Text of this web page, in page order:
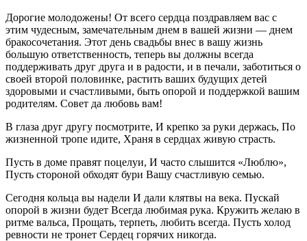
Дорогие молодожены! От всего сердца поздравляем вас с
этим чудесным, замечательным днем в вашей жизни — днем
бракосочетания. Этот день свадьбы внес в вашу жизнь
большую ответственность, теперь вы должны всегда
поддерживать друг друга и в радости, и в печали, заботиться о
своей второй половинке, растить ваших будущих детей
здоровыми и счастливыми, быть опорой и поддержкой вашим
родителям. Совет да любовь вам!
В глаза друг другу посмотрите, И крепко за руки держась, По
жизненной тропе идите, Храня в сердцах живую страсть.
Пусть в доме правят поцелуи, И часто слышится «Люблю»,
Пусть стороной обходят бури Вашу счастливую семью.
Сегодня кольца вы надели И дали клятвы на века. Пускай
опорой в жизни будет Всегда любимая рука. Кружить желаю в
ритме вальса, Прощать, терпеть, любить всегда. Пусть холод
ревности не тронет Сердец горячих никогда.